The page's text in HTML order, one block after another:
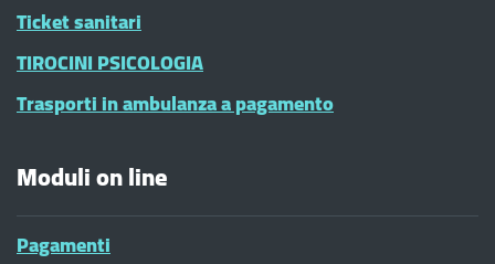
Ticket sanitari
TIROCINI PSICOLOGIA
Trasporti in ambulanza a pagamento
Moduli on line
Pagamenti